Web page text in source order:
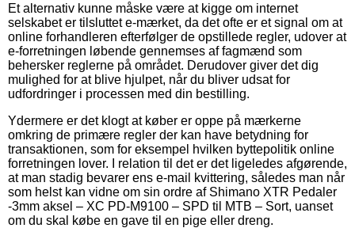
Et alternativ kunne måske være at kigge om internet
selskabet er tilsluttet e-mærket, da det ofte er et signal om at
online forhandleren efterfølger de opstillede regler, udover at
e-forretningen løbende gennemses af fagmænd som
behersker reglerne på området. Derudover giver det dig
mulighed for at blive hjulpet, når du bliver udsat for
udfordringer i processen med din bestilling.
Ydermere er det klogt at køber er oppe på mærkerne
omkring de primære regler der kan have betydning for
transaktionen, som for eksempel hvilken byttepolitik online
forretningen lover. I relation til det er det ligeledes afgørende,
at man stadig bevarer ens e-mail kvittering, således man når
som helst kan vidne om sin ordre af Shimano XTR Pedaler
-3mm aksel – XC PD-M9100 – SPD til MTB – Sort, uanset
om du skal købe en gave til en pige eller dreng.